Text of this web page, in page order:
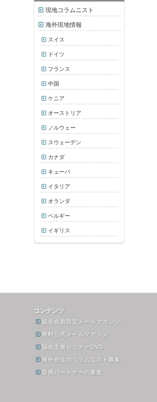
現地コラムニスト
海外現地情報
スイス
ドイツ
フランス
中国
ケニア
オーストリア
ノルウェー
スウェーデン
カナダ
キューバ
イタリア
オランダ
ベルギー
イギリス
コンテンツ
協会会員限定メールマガジン
無料公式メールマガジン
協会主催セミナーDVD
海外在住のコラムニスト募集
提携パートナーの募集